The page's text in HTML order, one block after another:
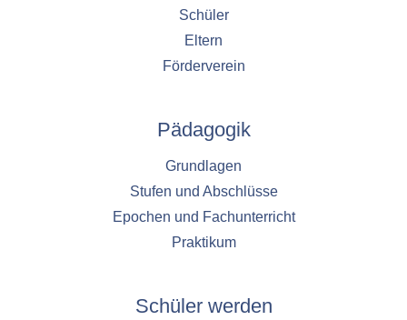
Schüler
Eltern
Förderverein
Pädagogik
Grundlagen
Stufen und Abschlüsse
Epochen und Fachunterricht
Praktikum
Schüler werden